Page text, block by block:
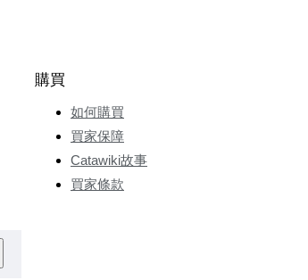
購買
如何購買
買家保障
Catawiki故事
買家條款